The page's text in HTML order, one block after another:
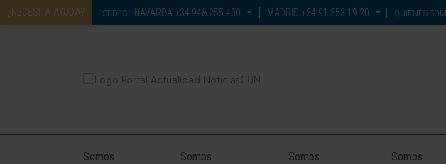
¿NECESITA AYUDA? SEDES: NAVARRA +34 948 255 400 MADRID +34 91 353 19 20 QUIÉNES
Somos
Somos
Somos
Somos